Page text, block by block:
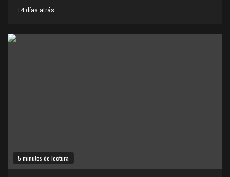
4 días atrás
5 minutos de lectura